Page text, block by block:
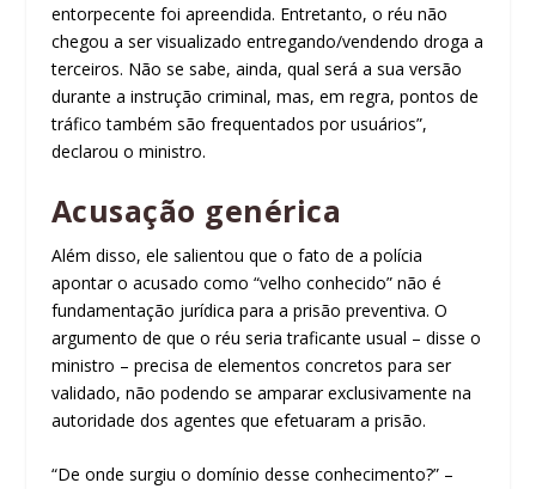
entorpecente foi apreendida. Entretanto, o réu não
chegou a ser visualizado entregando/vendendo droga a
terceiros. Não se sabe, ainda, qual será a sua versão
durante a instrução criminal, mas, em regra, pontos de
tráfico também são frequentados por usuários”,
declarou o ministro.
Acusação genérica
Além disso, ele salientou que o fato de a polícia
apontar o acusado como “velho conhecido” não é
fundamentação jurídica para a prisão preventiva. O
argumento de que o réu seria traficante usual – disse o
ministro – precisa de elementos concretos para ser
validado, não podendo se amparar exclusivamente na
autoridade dos agentes que efetuaram a prisão.
“De onde surgiu o domínio desse conhecimento?” –